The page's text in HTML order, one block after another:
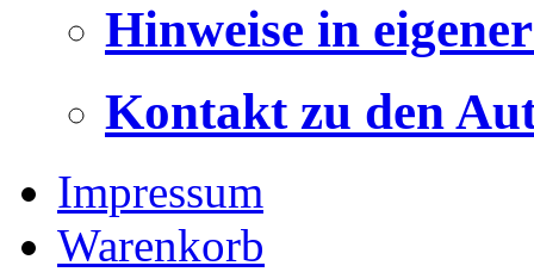
Hinweise in
Kontakt zu den
Impressum
Warenkorb